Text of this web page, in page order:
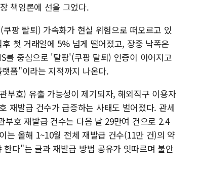
책임론에 선을 그었다.
팡 탈퇴) 가속화가 현실 위험으로 떠오르고 있
첫 거래일에 5% 넘게 떨어졌고, 장중 낙폭은
를 중심으로 '탈팡'(쿠팡 탈퇴) 인증이 이어지고
폼"이라는 지적까지 나온다.
부호) 유출 가능성이 제기되자, 해외직구 이용자
재발급 건수가 급증하는 사태도 벌어졌다. 관세
호 재발급 건수는 다음 날 29만여 건으로 2.4
는 올해 1~10월 전체 재발급 건수(11만 건)의 약
다"는 글과 재발급 방법 공유가 잇따르며 불안